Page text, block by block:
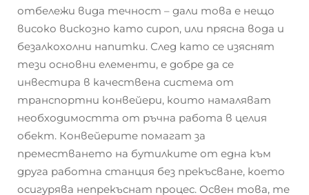
отбележи вида течност – дали това е нещо
високо вискозно като сироп, или прясна вода и
безалкохолни напитки. След като се изяснят
тези основни елементи, е добре да се
инвестира в качествена система от
транспортни конвейери, които намаляват
необходимостта от ръчна работа в целия
обект. Конвейерите помагат за
преместването на бутилките от една към
друга работна станция без прекъсване, което
осигурява непрекъснат процес. Освен това, те